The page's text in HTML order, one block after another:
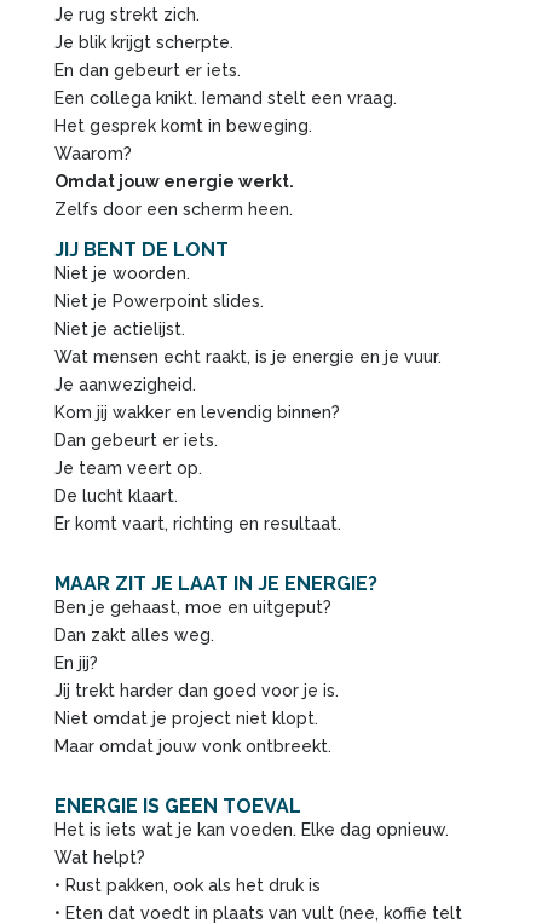
Je rug strekt zich.
Je blik krijgt scherpte.
En dan gebeurt er iets.
Een collega knikt. Iemand stelt een vraag.
Het gesprek komt in beweging.
Waarom?
Omdat jouw energie werkt.
Zelfs door een scherm heen.
JIJ BENT DE LONT
Niet je woorden.
Niet je Powerpoint slides.
Niet je actielijst.
Wat mensen echt raakt, is je energie en je vuur.
Je aanwezigheid.
Kom jij wakker en levendig binnen?
Dan gebeurt er iets.
Je team veert op.
De lucht klaart.
Er komt vaart, richting en resultaat.
MAAR ZIT JE LAAT IN JE ENERGIE?
Ben je gehaast, moe en uitgeput?
Dan zakt alles weg.
En jij?
Jij trekt harder dan goed voor je is.
Niet omdat je project niet klopt.
Maar omdat jouw vonk ontbreekt.
ENERGIE IS GEEN TOEVAL
Het is iets wat je kan voeden. Elke dag opnieuw.
Wat helpt?
• Rust pakken, ook als het druk is
• Eten dat voedt in plaats van vult (nee, koffie telt